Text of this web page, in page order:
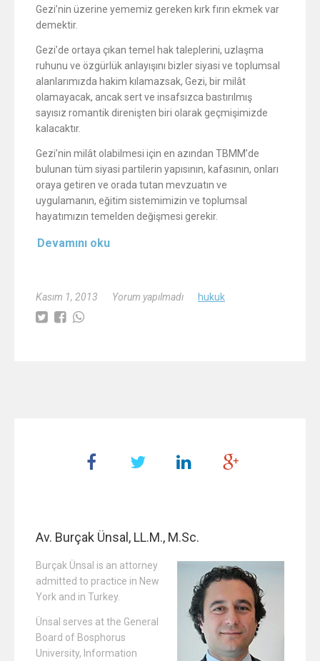
Gezi’nin üzerine yememiz gereken kırk fırın ekmek var
demektir.
Gezi’de ortaya çıkan temel hak taleplerini, uzlaşma
ruhunu ve özgürlük anlayışını bizler siyasi ve toplumsal
alanlarımızda hakim kılamazsak, Gezi, bir milât
olamayacak, ancak sert ve insafsızca bastırılmış
sayısız romantik direnişten biri olarak geçmişimizde
kalacaktır.
Gezi’nin milât olabilmesi için en azından TBMM’de
bulunan tüm siyasi partilerin yapısının, kafasının, onları
oraya getiren ve orada tutan mevzuatın ve
uygulamanın, eğitim sistemimizin ve toplumsal
hayatımızın temelden değişmesi gerekir.
Devamını oku
Kasım 1, 2013 Yorum yapılmadı hukuk
Av. Burçak Ünsal, LL.M., M.Sc.
Burçak Ünsal is an attorney
admitted to practice in New
York and in Turkey.
Ünsal serves at the General
Board of Bosphorus
University, Information